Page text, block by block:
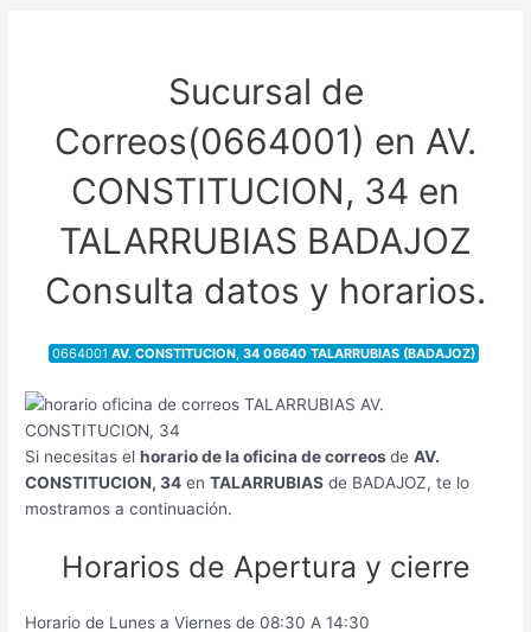
Sucursal de
Correos(0664001) en AV.
CONSTITUCION, 34 en
TALARRUBIAS BADAJOZ
Consulta datos y horarios.
0664001 AV. CONSTITUCION, 34 06640 TALARRUBIAS (BADAJOZ)
Si necesitas elhorario de la oficina de correosdeAV.
CONSTITUCION, 34 enTALARRUBIAS de BADAJOZ, te lo
mostramos a continuación.
Horarios de Apertura y cierre
Horario de Lunes a Viernes de 08:30 A 14:30